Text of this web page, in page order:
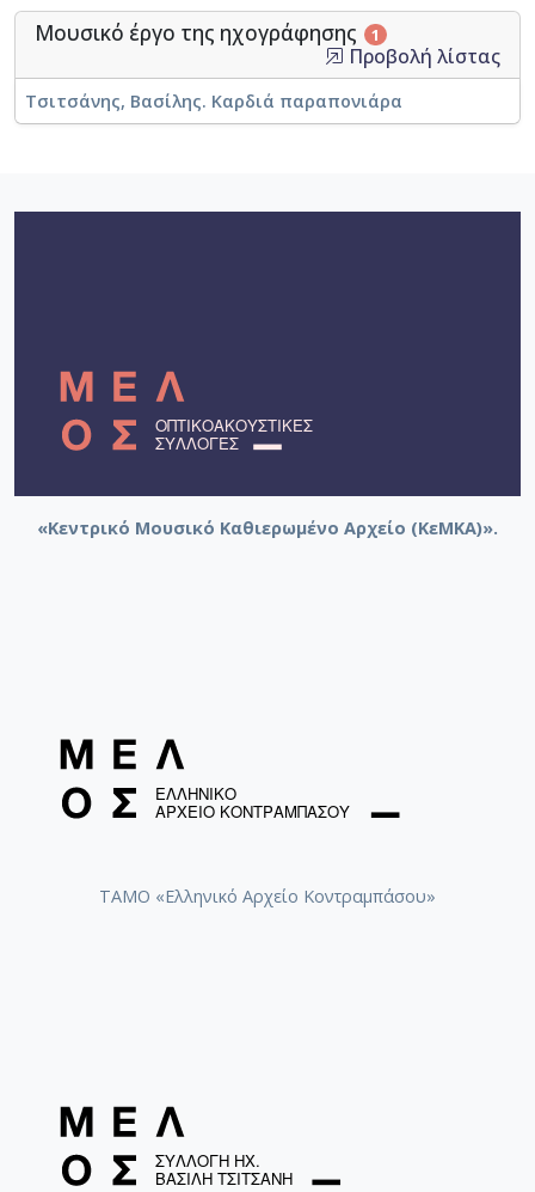
Μουσικό έργο της ηχογράφησης 1
Προβολή λίστας
Τσιτσάνης, Βασίλης. Καρδιά παραπονιάρα
«Κεντρικό Μουσικό Καθιερωμένο Αρχείο (ΚεΜΚΑ)».
ΤΑΜΟ «Ελληνικό Αρχείο Κοντραμπάσου»